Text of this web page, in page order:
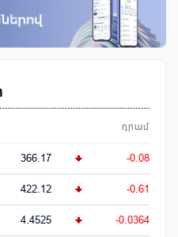
դրամ
366.17 -0.08
422.12 -0.61
4.4525 -0.0364